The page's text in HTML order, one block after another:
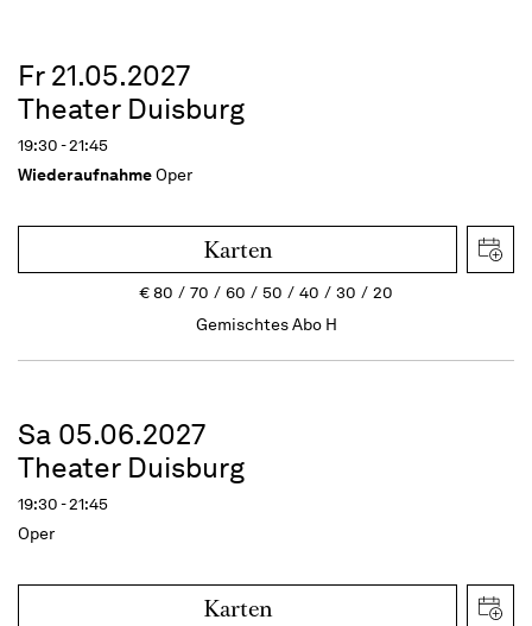
Fr 21.05.2027
Theater Duisburg
19:30 - 21:45
WiederaufnahmeOper
Karten
€80 70 60 50 40 30
20
Gemischtes Abo H
Sa 05.06.2027
Theater Duisburg
19:30 - 21:45
Oper
Karten